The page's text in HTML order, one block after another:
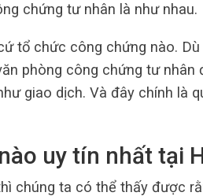
chứng tư nhân là như nhau.
tổ chức công chứng nào.
phòng công chứng tư nhân
giao dịch. Và đây chính là
uy tín nhất tại
chúng ta có thể thấy được